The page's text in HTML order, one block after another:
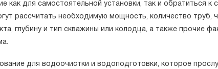
как для самостоятельной установки, так и обратиться к
рассчитать необходимую мощность, количество труб,
глубину и тип скважины или колодца, а также прочие
для водоочистки и водоподготовки, которое